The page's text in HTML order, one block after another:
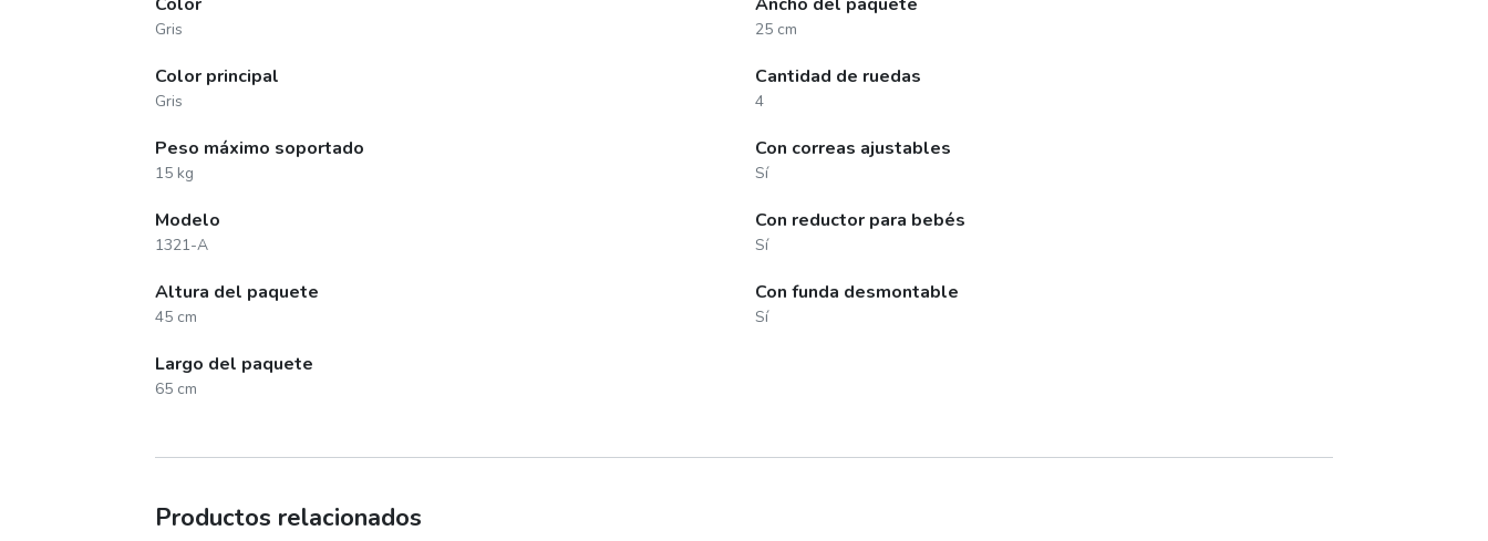
Color
Gris
Color principal
Gris
Peso máximo soportado
15 kg
Modelo
1321-A
Altura del paquete
45 cm
Largo del paquete
65 cm
Ancho del paquete
25 cm
Cantidad de ruedas
4
Con correas ajustables
Sí
Con reductor para bebés
Sí
Con funda desmontable
Sí
Productos relacionados